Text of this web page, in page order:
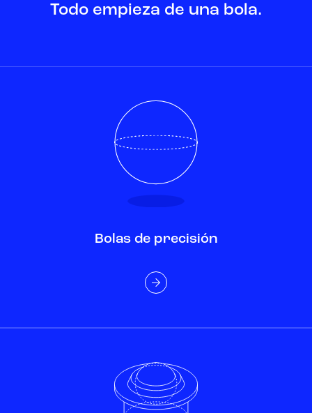
Todo empieza de una bola.
Bolas de precisión